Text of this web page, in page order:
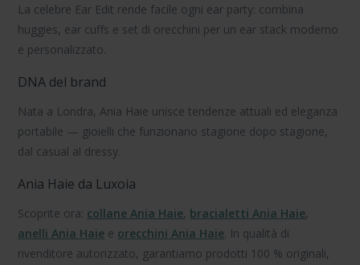
La celebre Ear Edit rende facile ogni ear party: combina
huggies, ear cuffs e set di orecchini per un ear stack moderno
e personalizzato.
DNA del brand
Nata a Londra, Ania Haie unisce tendenze attuali ed eleganza
portabile — gioielli che funzionano stagione dopo stagione,
dal casual al dressy.
Ania Haie da Luxoia
Scoprite ora: collane Ania Haie, bracialetti Ania Haie,
anelli Ania Haie e orecchini Ania Haie. In qualità di
rivenditore autorizzato, garantiamo prodotti 100 % originali,